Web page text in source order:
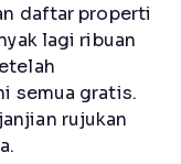
daftar properti
lagi ribuan
semua gratis.
rujukan